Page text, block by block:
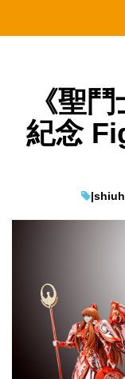
《聖
紀念
|